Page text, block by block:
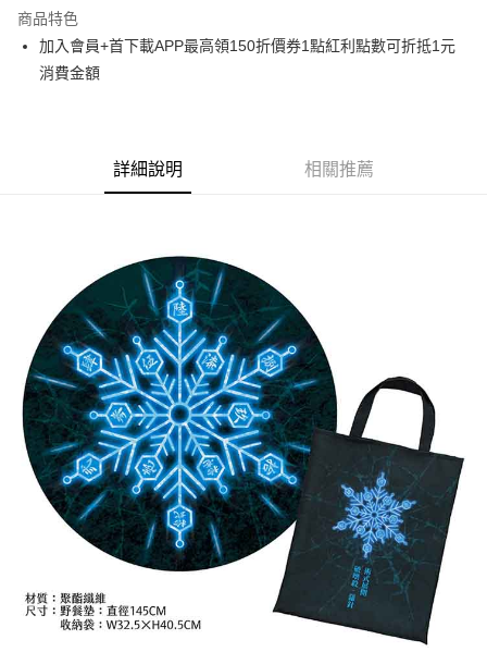
Apple Pay
悠遊付
全家取貨付款
每筆NT$65，滿NT$1,300(含以上)免運費
付款後全家取貨
每筆NT$65，滿NT$1,300(含以上)免運費
(不開放使用，請勿選取）
每筆NT$9,999
7-11取貨付款
每筆NT$65，滿NT$1,300(含以上)免運費
每筆NT$65，滿NT$1,300(含以上)免運費
商品特色
加入會員+首下載APP最高領150折價券1點紅利點數可折抵1元
消費金額
詳細說明 相關推薦